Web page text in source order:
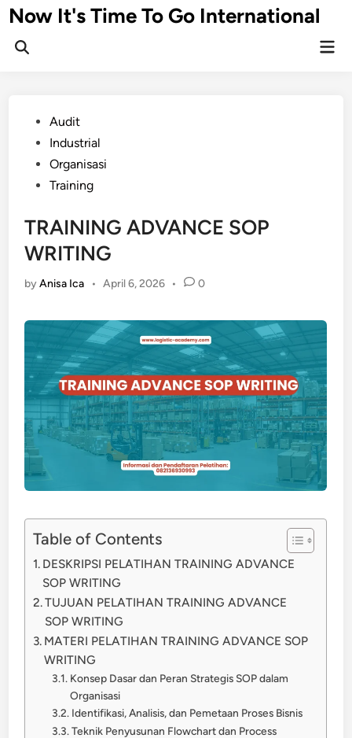
Skip
to
content
Now It's Time To Go International
PostedAudit
Industrial
Organisasi
Training
TRAINING ADVANCE SOP
WRITING
byAnisa Ica • April 6, 2026 • 0
Table of Contents
DESKRIPSI PELATIHAN TRAINING ADVANCE
SOP WRITING
TUJUAN PELATIHAN TRAINING ADVANCE
SOP WRITING
MATERI PELATIHAN TRAINING ADVANCE SOP
WRITING
Konsep Dasar dan Peran Strategis SOP dalam
Organisasi
Identifikasi, Analisis, dan Pemetaan Proses Bisnis
Teknik Penyusunan Flowchart dan Process